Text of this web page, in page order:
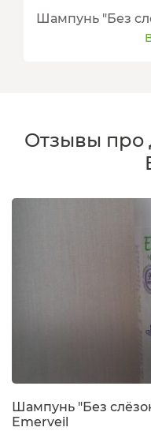
Шампунь "Без
Отзывы про
Шампунь "Без
Emerveil